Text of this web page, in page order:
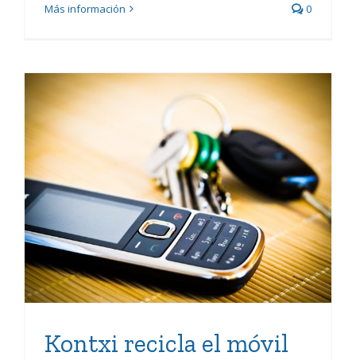
Más información 0
Kontxi recicla el móvil en
la campaña de Alboan por
el Congo
Kontxi recicla el móvil